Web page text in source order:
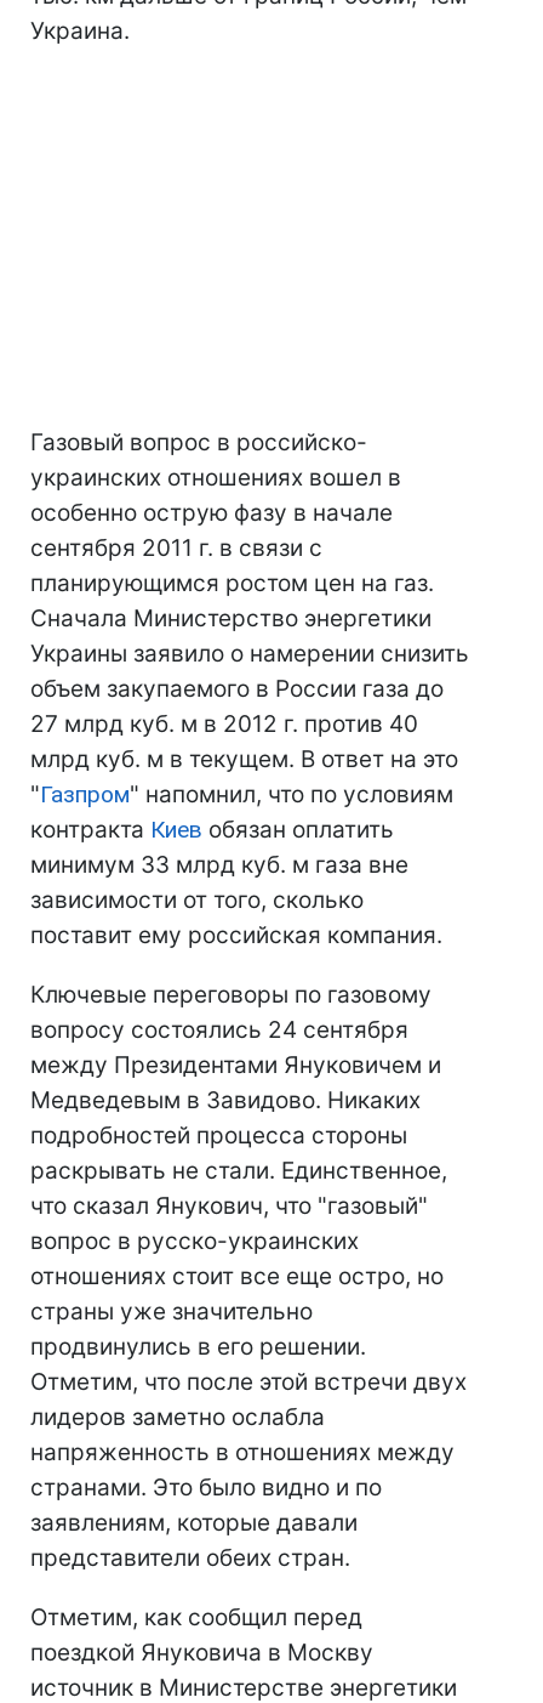
Украина.
Газовый вопрос в российско-
украинских отношениях вошел в
особенно острую фазу в начале
сентября 2011 г. в связи с
планирующимся ростом цен на газ.
Сначала Министерство энергетики
Украины заявило о намерении снизить
объем закупаемого в России газа до
27 млрд куб. м в 2012 г. против 40
млрд куб. м в текущем. В ответ на это
"Газпром" напомнил, что по условиям
контракта Киев обязан оплатить
минимум 33 млрд куб. м газа вне
зависимости от того, сколько
поставит ему российская компания.
Ключевые переговоры по газовому
вопросу состоялись 24 сентября
между Президентами Януковичем и
Медведевым в Завидово. Никаких
подробностей процесса стороны
раскрывать не стали. Единственное,
что сказал Янукович, что "газовый"
вопрос в русско-украинских
отношениях стоит все еще остро, но
страны уже значительно
продвинулись в его решении.
Отметим, что после этой встречи двух
лидеров заметно ослабла
напряженность в отношениях между
странами. Это было видно и по
заявлениям, которые давали
представители обеих стран.
Отметим, как сообщил перед
поездкой Януковича в Москву
источник в Министерстве энергетики